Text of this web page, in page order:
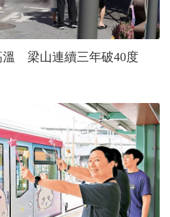
溫 梁山連續三年破40度